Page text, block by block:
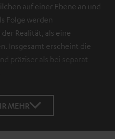
auf einer Ebene an und
Folge werden
Realität, als eine
Insgesamt erscheint die
präziser als bei separat
MEHR